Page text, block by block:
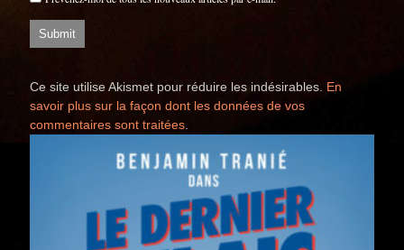
Ce site utilise Akismet pour réduire les indésirables. En
savoir plus sur la façon dont les données de vos
commentaires sont traitées